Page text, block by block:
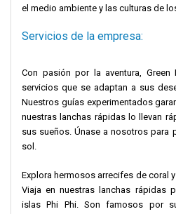
el medio ambiente y las culturas de
Servicios de la empresa:
Con pasión por la aventura,
servicios que se adaptan a sus
Nuestros guías experimentados
nuestras lanchas rápidas lo llevan
sus sueños. Únase a nosotros para
sol.
Explora hermosos arrecifes de coral
Viaja en nuestras lanchas rápidas
islas Phi Phi. Son famosos por